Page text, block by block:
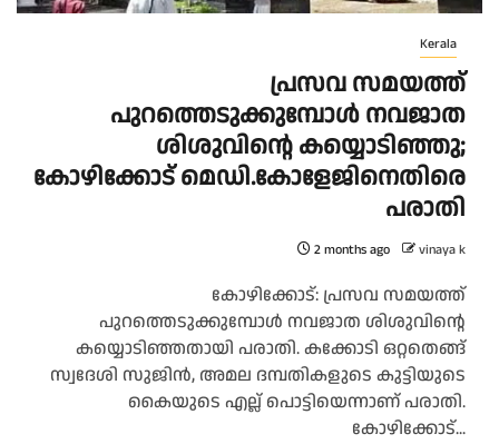
Kerala
പ്രസവ സമയത്ത്
പുറത്തെടുക്കുമ്പോള്‍ നവജാത
ശിശുവിന്റെ കയ്യൊടിഞ്ഞു;
കോഴിക്കോട് മെഡി.കോളേജിനെതിരെ
പരാതി
2 months ago vinaya k
കോഴിക്കോട്: പ്രസവ സമയത്ത്
പുറത്തെടുക്കുമ്പോള്‍ നവജാത ശിശുവിന്റെ
കയ്യൊടിഞ്ഞതായി പരാതി. കക്കോടി ഒറ്റതെങ്ങ്
സ്വദേശി സുജിന്‍, അമല ദമ്പതികളുടെ കുട്ടിയുടെ
കൈയുടെ എല്ല് പൊട്ടിയെന്നാണ് പരാതി.
കോഴിക്കോട്...